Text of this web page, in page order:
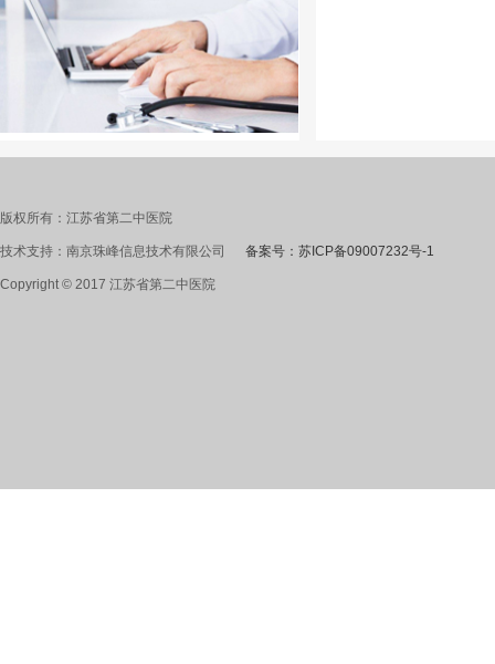
版权所有：江苏省第二中医院
技术支持：南京珠峰信息技术有限公司 备案号：苏ICP备09007232号-1
Copyright © 2017 江苏省第二中医院